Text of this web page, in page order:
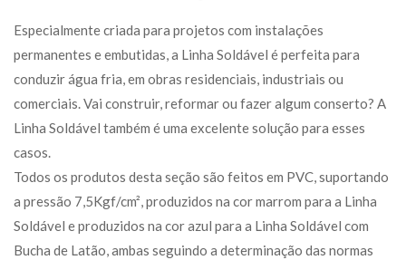
Especialmente criada para projetos com instalações
permanentes e embutidas, a Linha Soldável é perfeita para
conduzir água fria, em obras residenciais, industriais ou
comerciais. Vai construir, reformar ou fazer algum conserto? A
Linha Soldável também é uma excelente solução para esses
casos.
Todos os produtos desta seção são feitos em PVC, suportando
a pressão 7,5Kgf/cm², produzidos na cor marrom para a Linha
Soldável e produzidos na cor azul para a Linha Soldável com
Bucha de Latão, ambas seguindo a determinação das normas